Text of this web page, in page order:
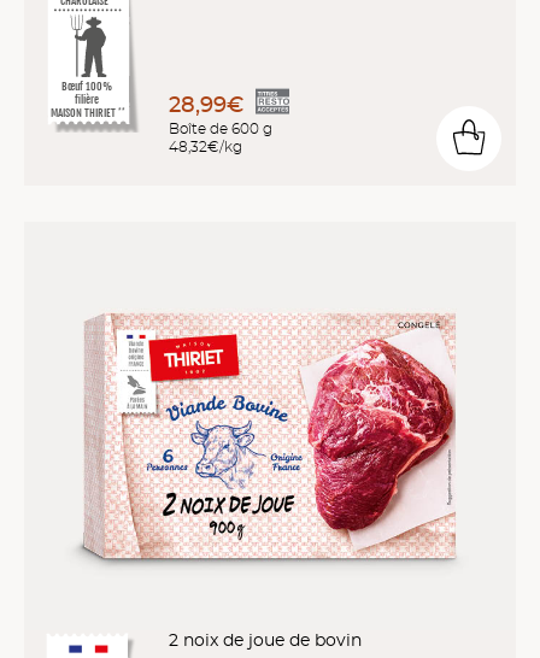
Bœuf 100%
filière
MAISON THIRIET ** 28,99€
Boîte de 600 g
48,32€/kg
2 noix de joue de bovin